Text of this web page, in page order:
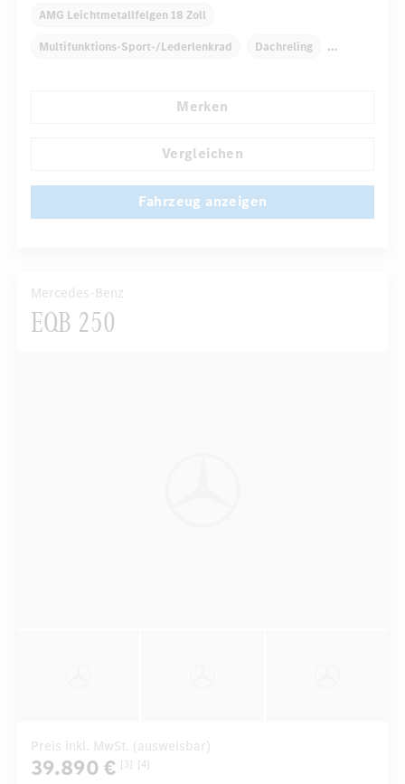
AMG Leichtmetallfelgen 18 Zoll
Multifunktions-Sport-/Lederlenkrad Dachreling
Multi-Funktions-Display
Merken
Vergleichen
Fahrzeug anzeigen
Mercedes-Benz
EQB 250
Preis inkl. MwSt. (ausweisbar)
39.890 € [3] [4]